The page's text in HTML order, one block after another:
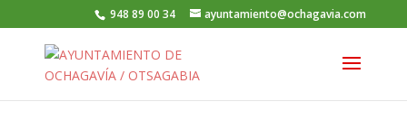
948 89 00 34 ayuntamiento@ochagavia.com